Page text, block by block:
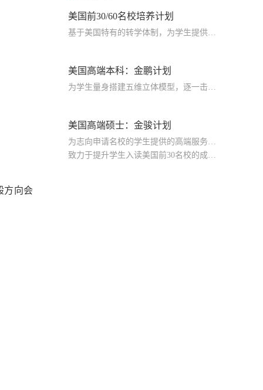
方向会
美国前30/60名校培养计划
基于美国特有的转学体制，为学生提供包括学术、领导力、职业等在内的长时段服务，让学生既获得名校录取，又有读完名校的实力
美国高端本科：金鹏计划
为学生量身搭建五维立体模型，逐一击破痛点，致力于提高美国TOP30本科录取成功率
美国高端硕士：金骏计划
为志向申请名校的学生提供的高端服务产品
致力于提升学生入读美国前30名校的成功率